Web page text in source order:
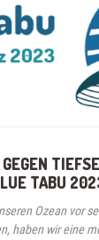
TABU
Ozean vor
haben wir eine